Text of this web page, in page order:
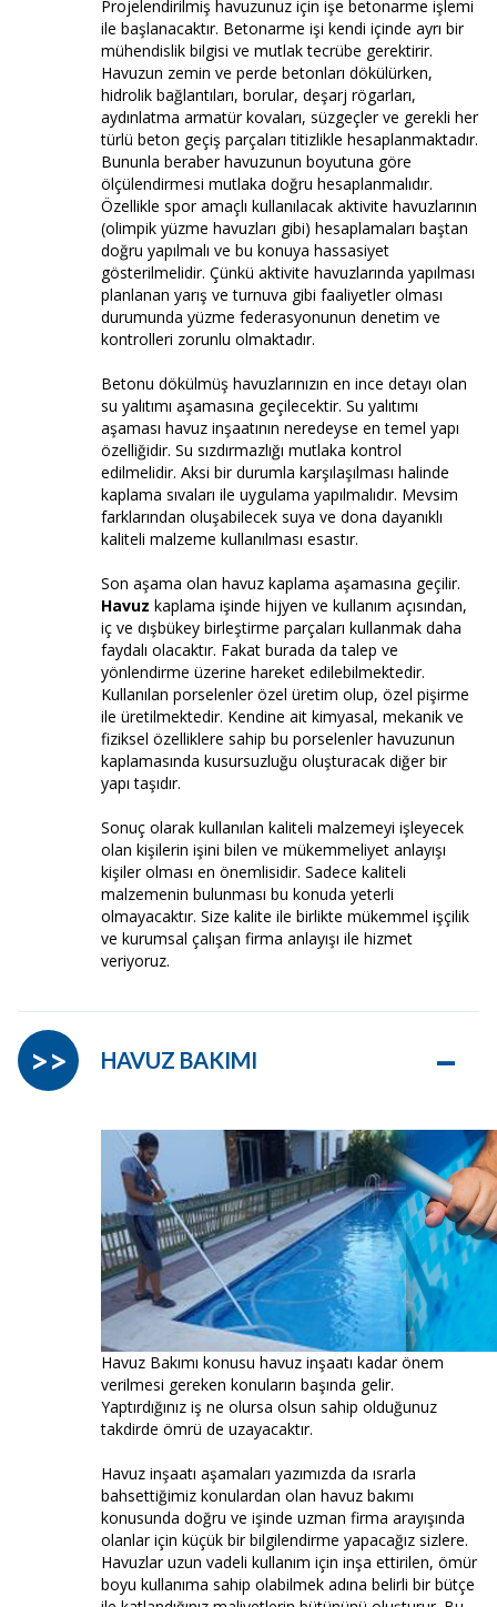
Projelendirilmiş havuzunuz için işe betonarme işlemi
ile başlanacaktır. Betonarme işi kendi içinde ayrı bir
mühendislik bilgisi ve mutlak tecrübe gerektirir.
Havuzun zemin ve perde betonları dökülürken,
hidrolik bağlantıları, borular, deşarj rögarları,
aydınlatma armatür kovaları, süzgeçler ve gerekli her
türlü beton geçiş parçaları titizlikle hesaplanmaktadır.
Bununla beraber havuzunun boyutuna göre
ölçülendirmesi mutlaka doğru hesaplanmalıdır.
Özellikle spor amaçlı kullanılacak aktivite havuzlarının
(olimpik yüzme havuzları gibi) hesaplamaları baştan
doğru yapılmalı ve bu konuya hassasiyet
gösterilmelidir. Çünkü aktivite havuzlarında yapılması
planlanan yarış ve turnuva gibi faaliyetler olması
durumunda yüzme federasyonunun denetim ve
kontrolleri zorunlu olmaktadır.
Betonu dökülmüş havuzlarınızın en ince detayı olan
su yalıtımı aşamasına geçilecektir. Su yalıtımı
aşaması havuz inşaatının neredeyse en temel yapı
özelliğidir. Su sızdırmazlığı mutlaka kontrol
edilmelidir. Aksi bir durumla karşılaşılması halinde
kaplama sıvaları ile uygulama yapılmalıdır. Mevsim
farklarından oluşabilecek suya ve dona dayanıklı
kaliteli malzeme kullanılması esastır.
Son aşama olan havuz kaplama aşamasına geçilir.
Havuz kaplama işinde hijyen ve kullanım açısından,
iç ve dışbükey birleştirme parçaları kullanmak daha
faydalı olacaktır. Fakat burada da talep ve
yönlendirme üzerine hareket edilebilmektedir.
Kullanılan porselenler özel üretim olup, özel pişirme
ile üretilmektedir. Kendine ait kimyasal, mekanik ve
fiziksel özelliklere sahip bu porselenler havuzunun
kaplamasında kusursuzluğu oluşturacak diğer bir
yapı taşıdır.
Sonuç olarak kullanılan kaliteli malzemeyi işleyecek
olan kişilerin işini bilen ve mükemmeliyet anlayışı
kişiler olması en önemlisidir. Sadece kaliteli
malzemenin bulunması bu konuda yeterli
olmayacaktır. Size kalite ile birlikte mükemmel işçilik
ve kurumsal çalışan firma anlayışı ile hizmet
veriyoruz.
HAVUZ BAKIMI –
>>
Havuz Bakımı konusu havuz inşaatı kadar önem
verilmesi gereken konuların başında gelir.
Yaptırdığınız iş ne olursa olsun sahip olduğunuz
takdirde ömrü de uzayacaktır.
Havuz inşaatı aşamaları yazımızda da ısrarla
bahsettiğimiz konulardan olan havuz bakımı
konusunda doğru ve işinde uzman firma arayışında
olanlar için küçük bir bilgilendirme yapacağız sizlere.
Havuzlar uzun vadeli kullanım için inşa ettirilen, ömür
boyu kullanıma sahip olabilmek adına belirli bir bütçe